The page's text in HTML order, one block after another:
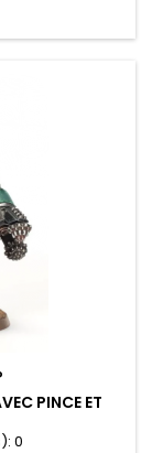
PINCE ET
0